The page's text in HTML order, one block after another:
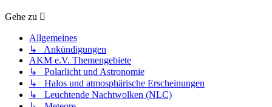
Gehe zu
Allgemeines
↳ Ankündigungen
AKM e.V. Themengebiete
↳ Polarlicht und Astronomie
↳ Halos und atmosphärische Erscheinungen
↳ Leuchtende Nachtwolken (NLC)